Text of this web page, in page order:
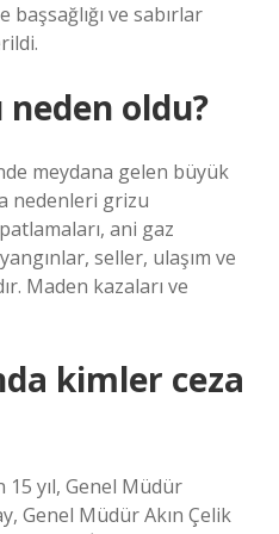
başsağlığı ve sabırlar
neden oldu?
meydana gelen büyük
nedenleri grizu
ani gaz
seller, ulaşım ve
Maden kazaları ve
kimler ceza
15 yıl, Genel Müdür
Genel Müdür Akın Çelik